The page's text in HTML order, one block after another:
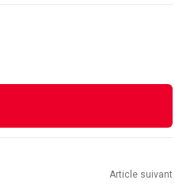
Article suivant